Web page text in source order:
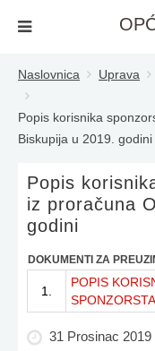
Naslovnica Uprava
Popis korisnika
Biskupija u 2019. godini
Popis
iz proračuna
godini
DOKUMENTI ZA
1.
POPIS
31 Prosinac 2019